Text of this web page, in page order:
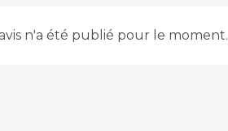
n'a été publié pour le moment.